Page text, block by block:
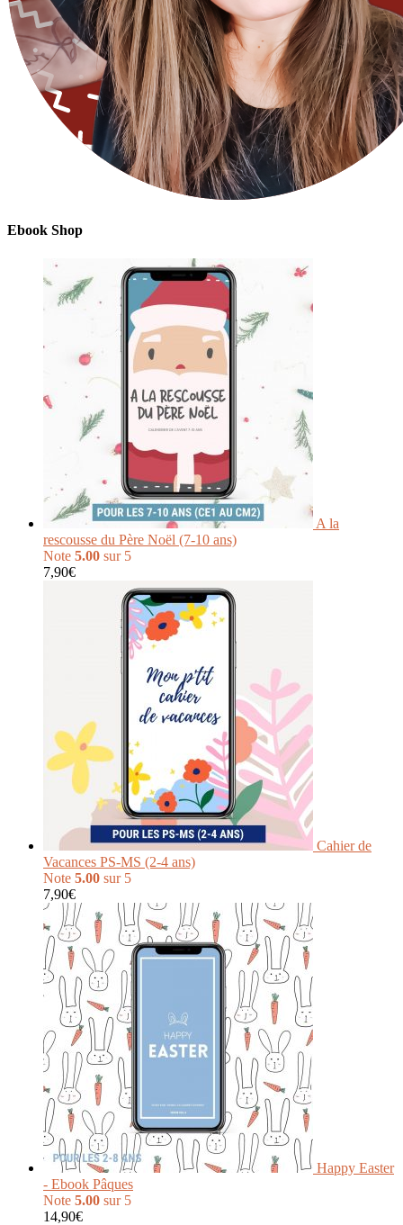
Ebook Shop
A la
rescousse du Père Noël (7-10 ans)
Note 5.00 sur 5
7,90€
Cahier de
Vacances PS-MS (2-4 ans)
Note 5.00 sur 5
7,90€
Happy Easter
- Ebook Pâques
Note 5.00 sur 5
14,90€